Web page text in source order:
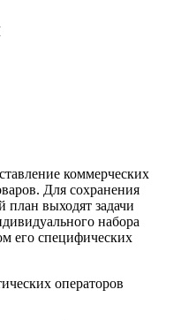
коммерческих
Для сохранения
план выходят задачи
набора
его специфических
операторов